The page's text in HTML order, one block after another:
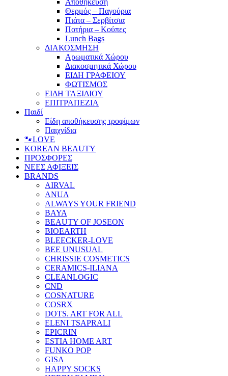
Αποθήκευση
Θερμός – Παγούρια
Πιάτα – Σερβίτσια
Ποτήρια – Κούπες
Lunch Bags
ΔΙΑΚΟΣΜΗΣΗ
Αρωματικά Χώρου
Διακοσμητικά Χώρου
ΕΙΔΗ ΓΡΑΦΕΙΟΥ
ΦΩΤΙΣΜΟΣ
ΕΙΔΗ ΤΑΞΙΔΙΟΥ
ΕΠΙΤΡΑΠΕΖΙΑ
Παιδί
Είδη αποθήκευσης τροφίμων
Παιχνίδια
🐾LOVE
KOREAN BEAUTY
ΠΡΟΣΦΟΡΕΣ
ΝΕΕΣ ΑΦΙΞΕΙΣ
BRANDS
AIRVAL
ANUA
ALWAYS YOUR FRIEND
BAYA
BEAUTY OF JOSEON
BIOEARTH
BLEECKER-LOVE
BEE UNUSUAL
CHRISSIE COSMETICS
CERAMICS-ILIANA
CLEANLOGIC
CND
COSNATURE
COSRX
DOTS. ART FOR ALL
ELENI TSAPRALI
EPICRIN
ESTIA HOME ART
FUNKO POP
GISA
HAPPY SOCKS